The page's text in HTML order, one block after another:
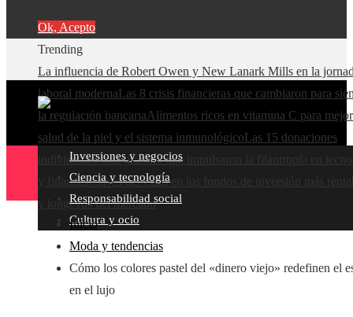
Ok, Acepto
Trending
La influencia de Robert Owen y New Lanark Mills en la
laboral modernaLas 8 crisis financieras que cambiaron para
la regulación bancariaAlimentos ricos en vitamina C para
salud de la piel y el sistema inmunológicoLas 15 donaciones
individuales más grandes que impulsaron la filantropía en
y finanzasClaves del éxito en los fondos de inversión más
y longevos del mercado
Inversiones y negocios
Ciencia y tecnología
Responsabilidad social
Cultura y ocio
Inicio
Moda y tendencias
Cómo los colores pastel del «dinero viejo» redefinen el
en el lujo